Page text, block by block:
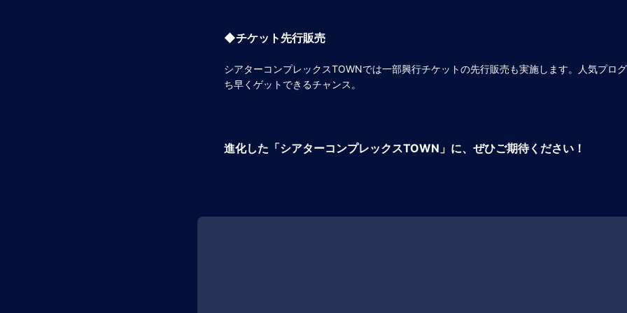
◆チケット先行販売
シアターコンプレックスTOWNでは一部興行チケットの先行販売も実施します。人気プロ
ち早くゲットできるチャンス。
進化した「シアターコンプレックスTOWN」に、ぜひご期待ください！